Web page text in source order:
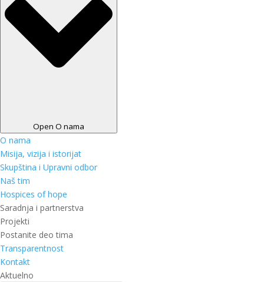
Open O nama
O nama
Misija, vizija i istorijat
Skupština i Upravni odbor
Naš tim
Hospices of hope
Saradnja i partnerstva
Projekti
Postanite deo tima
Transparentnost
Kontakt
Aktuelno